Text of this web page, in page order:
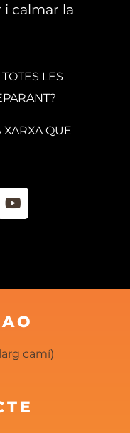
calmar la
LES
XARXA QUE
camí)